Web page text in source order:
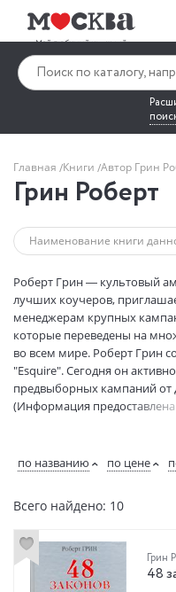
Главная Книги Автор Грин
Грин Роберт
Роберт Грин — культовый
лучших коучеров,
менеджерам крупных
которые переведены на
во всем мире. Роберт Грин
"Esquire". Сегодня он
предвыборных кампаний
(Информация
по названию по цене
Всего найдено: 10
Грин
48